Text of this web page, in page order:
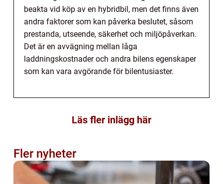
beakta vid köp av en hybridbil, men det finns även
andra faktorer som kan påverka beslutet, såsom
prestanda, utseende, säkerhet och miljöpåverkan.
Det är en avvägning mellan låga
laddningskostnader och andra bilens egenskaper
som kan vara avgörande för bilentusiaster.
Läs fler inlägg här
Fler nyheter